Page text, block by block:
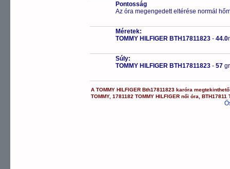
Pontosság
Az óra megengedett eltérése normál
Méretek:
TOMMY HILFIGER BTH17811823 - 44.0
Súly:
TOMMY HILFIGER BTH17811823 - 57
ATOMMY HILFIGER Bth17811823 karóra
TOMMY,1781182 TOMMY HILFIGER női óra ,BTH17811